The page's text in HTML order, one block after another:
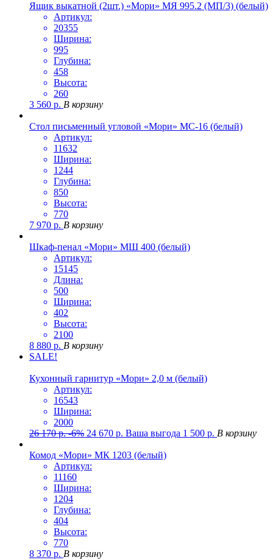
Ящик выкатной (2шт.) «Мори» МЯ 995.2 (МП/3) (белый)
Артикул:
20355
Ширина:
995
Глубина:
458
Высота:
260
3 560 р. В корзину
Стол письменный угловой «Мори» МС-16 (белый)
Артикул:
11632
Ширина:
1244
Глубина:
850
Высота:
770
7 970 р. В корзину
Шкаф-пенал «Мори» МШ 400 (белый)
Артикул:
15145
Длина:
500
Ширина:
402
Высота:
2100
8 880 р. В корзину
SALE!
Кухонный гарнитур «Мори» 2,0 м (белый)
Артикул:
16543
Ширина:
2000
26 170р. -6% 24 670 р. Ваша выгода 1 500 р. В корзину
Комод «Мори» МК 1203 (белый)
Артикул:
11160
Ширина:
1204
Глубина:
404
Высота:
770
8 370 р. В корзину